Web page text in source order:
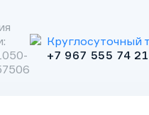
Круглосуточный
+7 967 555 74 21